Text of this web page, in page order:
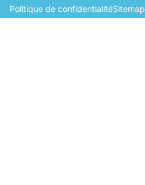
Politique de confidentialitéSitemap